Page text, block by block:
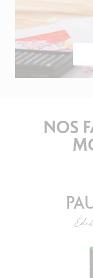
NOS